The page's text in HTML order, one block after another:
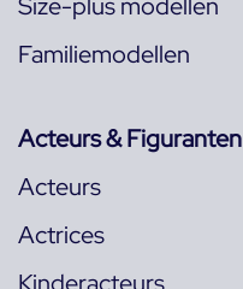
Familiemodellen
Acteurs & Figuranten
Acteurs
Actrices